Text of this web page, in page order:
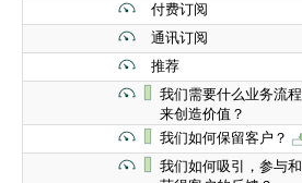
付费订阅
通讯订阅
推荐
我们需要什么业务流程
来创造价值？
我们如何保留客户？
我们如何吸引，参与和